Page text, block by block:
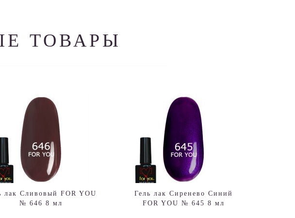
ТОВАРЫ
лак Сливовый FOR YOU
№ 646 8 мл
Гель лак Сиренево Синий
FOR YOU № 645 8 мл